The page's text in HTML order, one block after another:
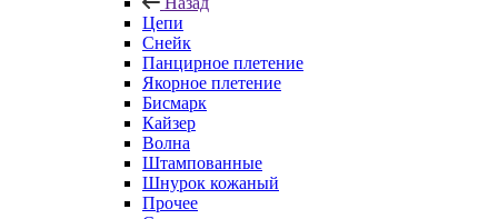
Цепи
Снейк
Панцирное плетение
Якорное плетение
Бисмарк
Кайзер
Волна
Штампованные
Шнурок кожаный
Прочее